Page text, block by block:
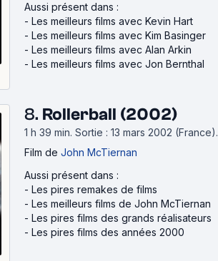
Aussi présent dans :
- Les meilleurs films avec Kevin Hart
- Les meilleurs films avec Kim Basinger
- Les meilleurs films avec Alan Arkin
- Les meilleurs films avec Jon Bernthal
8. Rollerball (2002)
1 h 39 min. Sortie : 13 mars 2002 (France).
Film de John McTiernan
Aussi présent dans :
- Les pires remakes de films
- Les meilleurs films de John McTiernan
- Les pires films des grands réalisateurs
- Les pires films des années 2000